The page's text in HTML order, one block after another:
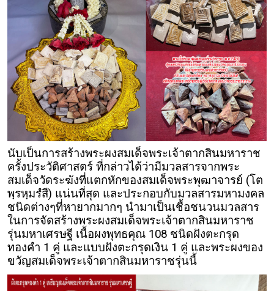
นับเป็นการสร้างพระผงสมเด็จพระเจ้าตากสินมหาราช
ครั้งประวัติศาสตร์ ที่กล่าวได้ว่ามีมวลสารจากพระ
สมเด็จวัดระฆังที่แตกหักของสมเด็จพระพุฒาจารย์ (โต
พฺรหฺมรํสี) แน่นที่สุด และประกอบกับมวลสารมหามงคล
ชนิดต่างๆที่หายากมากๆ นำมาเป็นเชื้อชนวนมวลสาร
ในการจัดสร้างพระผงสมเด็จพระเจ้าตากสินมหาราช
รุ่นมหาเศรษฐี เนื้อผงพุทธคุณ 108 ชนิดฝังตะกรุด
ทองคำ 1 คู่ และแบบฝังตะกรุดเงิน 1 คู่ และพระผงของ
ขวัญสมเด็จพระเจ้าตากสินมหาราชรุ่นนี้